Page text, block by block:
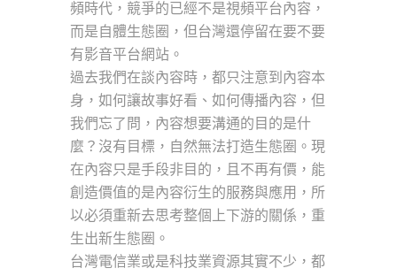
頻時代，競爭的已經不是視頻平台內容，
而是自體生態圈，但台灣還停留在要不要
有影音平台網站。
過去我們在談內容時，都只注意到內容本
身，如何讓故事好看、如何傳播內容，但
我們忘了問，內容想要溝通的目的是什
麼？沒有目標，自然無法打造生態圈。現
在內容只是手段非目的，且不再有價，能
創造價值的是內容衍生的服務與應用，所
以必須重新去思考整個上下游的關係，重
生出新生態圈。
台灣電信業或是科技業資源其實不少，都